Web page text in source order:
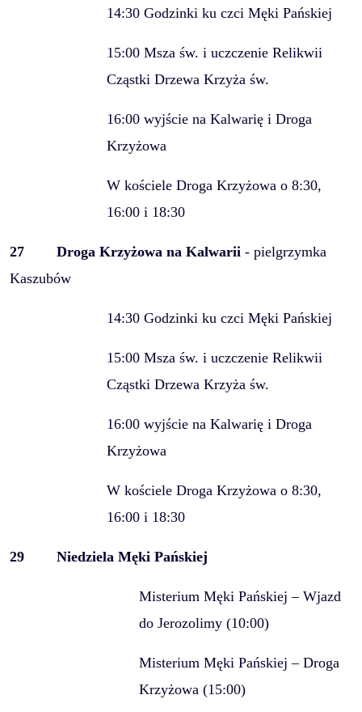
14:30 Godzinki ku czci Męki Pańskiej
15:00 Msza św. i uczczenie Relikwii
Cząstki Drzewa Krzyża św.
16:00 wyjście na Kalwarię i Droga
Krzyżowa
W kościele Droga Krzyżowa o 8:30,
16:00 i 18:30
27 Droga Krzyżowa na Kalwarii - pielgrzymka
Kaszubów
14:30 Godzinki ku czci Męki Pańskiej
15:00 Msza św. i uczczenie Relikwii
Cząstki Drzewa Krzyża św.
16:00 wyjście na Kalwarię i Droga
Krzyżowa
W kościele Droga Krzyżowa o 8:30,
16:00 i 18:30
29 Niedziela Męki Pańskiej
Misterium Męki Pańskiej – Wjazd
do Jerozolimy (10:00)
Misterium Męki Pańskiej – Droga
Krzyżowa (15:00)